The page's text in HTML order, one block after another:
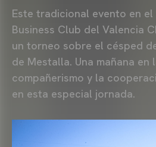
Este tradicional evento en
Business Club del Valencia
un torneo sobre el césped
de Mestalla. Una mañana en
compañerismo y la
en esta especial jornada.